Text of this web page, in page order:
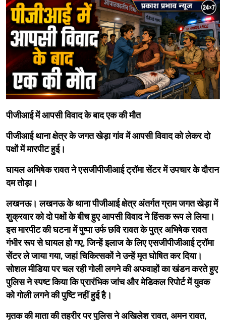
पीजीआई में आपसी विवाद के बाद एक की मौत
​पीजीआई थाना क्षेत्र के जगत खेड़ा गांव में आपसी विवाद को लेकर दो
पक्षों में मारपीट हुई।
​घायल अभिषेक रावत ने एसजीपीजीआई ट्रॉमा सेंटर में उपचार के दौरान
दम तोड़ा।
लखनऊ। लखनऊ के थाना पीजीआई क्षेत्र अंतर्गत ग्राम जगत खेड़ा में
शुक्रवार को दो पक्षों के बीच हुए आपसी विवाद ने हिंसक रूप ले लिया।
इस मारपीट की घटना में पुष्पा उर्फ छवि रावत के पुत्र अभिषेक रावत
गंभीर रूप से घायल हो गए, जिन्हें इलाज के लिए एसजीपीजीआई ट्रॉमा
सेंटर ले जाया गया, जहां चिकित्सकों ने उन्हें मृत घोषित कर दिया।
सोशल मीडिया पर चल रही गोली लगने की अफवाहों का खंडन करते हुए
पुलिस ने स्पष्ट किया कि प्रारंभिक जांच और मेडिकल रिपोर्ट में युवक
को गोली लगने की पुष्टि नहीं हुई है।
​मृतक की माता की तहरीर पर पुलिस ने अखिलेश रावत, अमन रावत,